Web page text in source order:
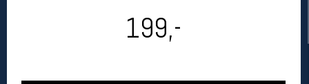
199,-